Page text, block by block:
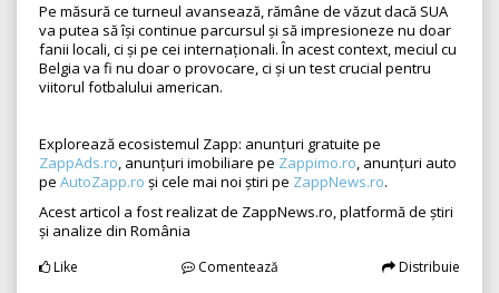
Pe măsură ce turneul avansează, rămâne de văzut dacă SUA
va putea să își continue parcursul și să impresioneze nu doar
fanii locali, ci și pe cei internaționali. În acest context, meciul cu
Belgia va fi nu doar o provocare, ci și un test crucial pentru
viitorul fotbalului american.
Explorează ecosistemul Zapp: anunțuri gratuite pe
ZappAds.ro, anunțuri imobiliare pe Zappimo.ro, anunțuri auto
pe AutoZapp.ro și cele mai noi știri pe ZappNews.ro.
Acest articol a fost realizat de ZappNews.ro, platformă de știri
și analize din România
Like Comentează Distribuie